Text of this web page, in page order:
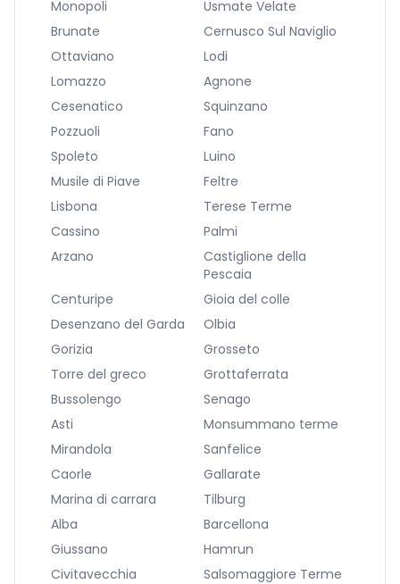
Monopoli
Usmate Velate
Brunate
Cernusco Sul Naviglio
Ottaviano
Lodi
Lomazzo
Agnone
Cesenatico
Squinzano
Pozzuoli
Fano
Spoleto
Luino
Musile di Piave
Feltre
Lisbona
Terese Terme
Cassino
Palmi
Arzano
Castiglione della
Pescaia
Centuripe
Gioia del colle
Desenzano del Garda
Olbia
Gorizia
Grosseto
Torre del greco
Grottaferrata
Bussolengo
Senago
Asti
Monsummano terme
Mirandola
Sanfelice
Caorle
Gallarate
Marina di carrara
Tilburg
Alba
Barcellona
Giussano
Hamrun
Civitavecchia
Salsomaggiore Terme